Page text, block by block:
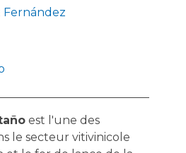
Fernández
est l'une des
le secteur vitivinicole